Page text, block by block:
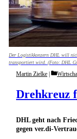
Der Logistikkonzern DHL will
transportiert wird. (Foto: DHL
DHL geht nach
gegen ver.di-
Drehkreuz
Martin Zielke